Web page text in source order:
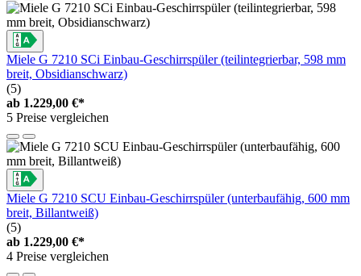
Miele G 7210 SCi Einbau-Geschirrspüler (teilintegrierbar, 598 mm
breit, Obsidianschwarz)
(5)
ab 1.229,00 €*
5 Preise vergleichen
Miele G 7210 SCU Einbau-Geschirrspüler (unterbaufähig, 600 mm
breit, Billantweiß)
(5)
ab 1.229,00 €*
4 Preise vergleichen